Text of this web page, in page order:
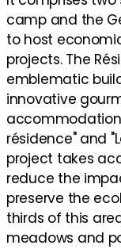
camp and the
to host
projects. The
emblematic
innovative
résidence" and
project takes
reduce the
preserve the
thirds of this
meadows and